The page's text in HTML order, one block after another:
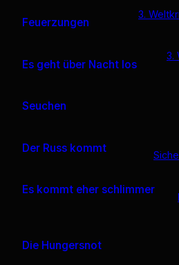
Feuerzungen
3.
Es geht über Nacht los
3.
Seuchen
Der Russ kommt
Es kommt eher schlimmer
Die Hungersnot